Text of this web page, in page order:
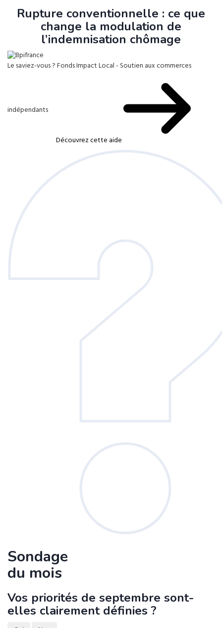
Rupture conventionnelle : ce que
change la modulation de
l’indemnisation chômage
Le saviez-vous ?Fonds Impact Local - Soutien aux commerces
indépendants
Découvrez cette aide
Sondage
du mois
Vos priorités de septembre sont-
elles clairement définies ?